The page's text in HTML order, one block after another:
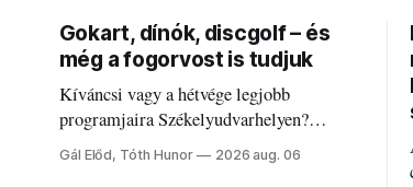
Gokart, dínók, discgolf – és
még a fogorvost is tudjuk
Kíváncsi vagy a hétvége legjobb
programjaira Székelyudvarhelyen?
Nálunk megtalálod őket – sőt, ha baj van a
fogaddal, a fogorvosi ügyeletet is!
Gál Előd, Tóth Hunor 2026 aug. 06